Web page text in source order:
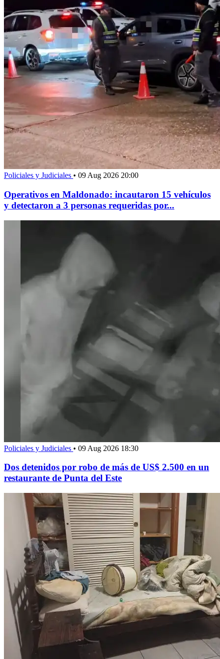
Policiales y Judiciales • 09 Aug 2026 20:00
Operativos en Maldonado: incautaron 15 vehículos
y detectaron a 3 personas requeridas por...
Policiales y Judiciales • 09 Aug 2026 18:30
Dos detenidos por robo de más de US$ 2.500 en un
restaurante de Punta del Este